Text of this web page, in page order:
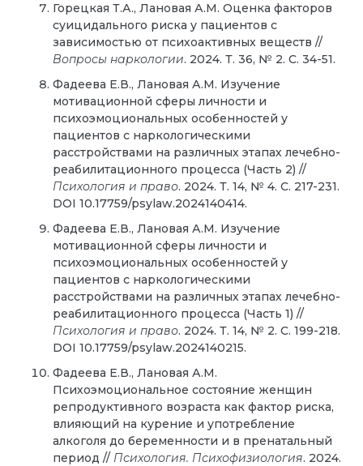
Горецкая Т.А., Лановая А.М. Оценка факторов
суицидального риска у пациентов с
зависимостью от психоактивных веществ //
Вопросы наркологии. 2024. Т. 36, № 2. С. 34-51.
Фадеева Е.В., Лановая А.М. Изучение
мотивационной сферы личности и
психоэмоциональных особенностей у
пациентов с наркологическими
расстройствами на различных этапах лечебно-
реабилитационного процесса (Часть 2) //
Психология и право. 2024. Т. 14, № 4. С. 217-231.
DOI 10.17759/psylaw.2024140414.
Фадеева Е.В., Лановая А.М. Изучение
мотивационной сферы личности и
психоэмоциональных особенностей у
пациентов с наркологическими
расстройствами на различных этапах лечебно-
реабилитационного процесса (Часть 1) //
Психология и право. 2024. Т. 14, № 2. С. 199-218.
DOI 10.17759/psylaw.2024140215.
Фадеева Е.В., Лановая А.М.
Психоэмоциональное состояние женщин
репродуктивного возраста как фактор риска,
влияющий на курение и употребление
алкоголя до беременности и в пренатальный
период // Психология. Психофизиология. 2024.